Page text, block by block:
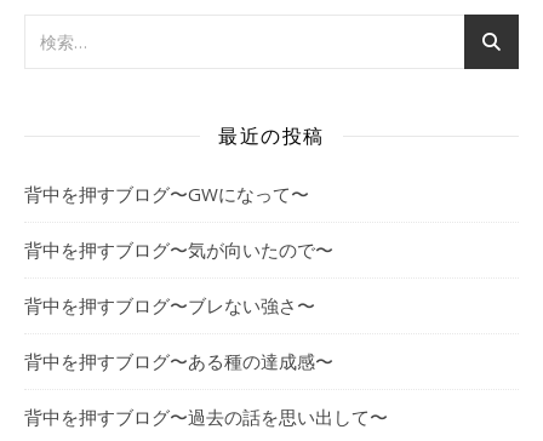
最近の投稿
背中を押すブログ〜GWになって〜
背中を押すブログ〜気が向いたので〜
背中を押すブログ〜ブレない強さ〜
背中を押すブログ〜ある種の達成感〜
背中を押すブログ〜過去の話を思い出して〜